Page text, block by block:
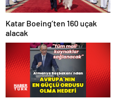
Katar Boeing’ten 160 uçak
alacak